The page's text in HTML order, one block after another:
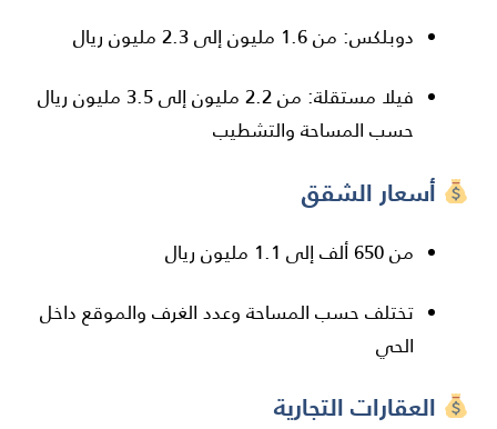
دوبلكس: من 1.6 مليون إلى 2.3 مليون ريال
فيلا مستقلة: من 2.2 مليون إلى 3.5 مليون ريال
حسب المساحة والتشطيب
أسعار الشقق
من 650 ألف إلى 1.1 مليون ريال
تختلف حسب المساحة وعدد الغرف والموقع داخل
الحي
العقارات التجارية